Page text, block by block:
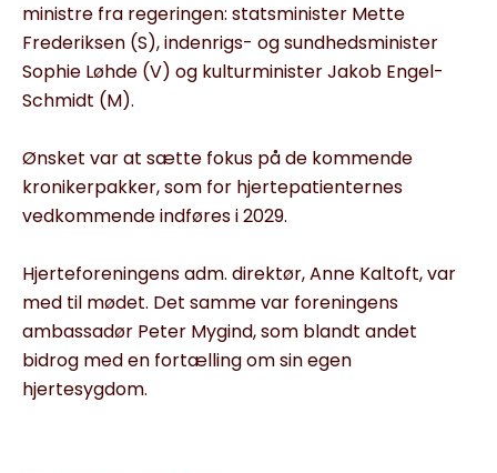
ministre fra regeringen: statsminister Mette
Frederiksen (S), indenrigs- og sundhedsminister
Sophie Løhde (V) og kulturminister Jakob Engel-
Schmidt (M).
Ønsket var at sætte fokus på de kommende
kronikerpakker, som for hjertepatienternes
vedkommende indføres i 2029.
Hjerteforeningens adm. direktør, Anne Kaltoft, var
med til mødet. Det samme var foreningens
ambassadør Peter Mygind, som blandt andet
bidrog med en fortælling om sin egen
hjertesygdom.